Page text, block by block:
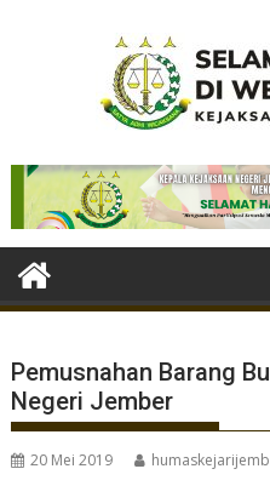
Pemusnahan Barang
Negeri Jember
20 Mei 2019